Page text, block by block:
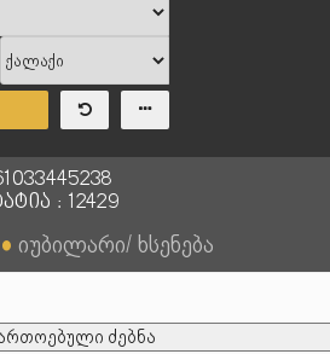
: 12429
● იუბილარი/ ხსენება
ძებნა